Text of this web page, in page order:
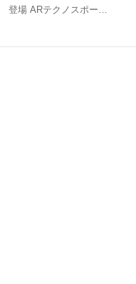
登場 ARテクノスポー…